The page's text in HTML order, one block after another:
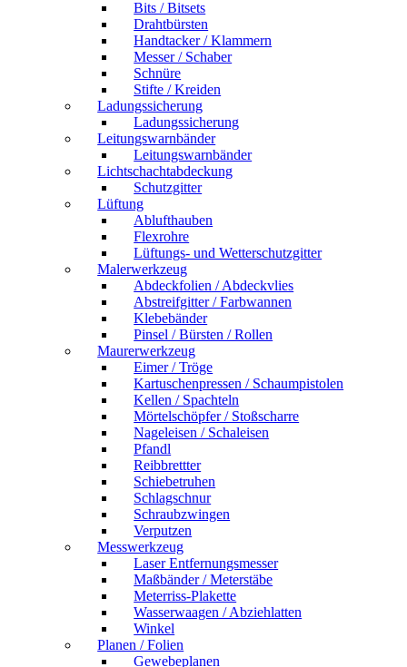
Bits / Bitsets
Drahtbürsten
Handtacker / Klammern
Messer / Schaber
Schnüre
Stifte / Kreiden
Ladungssicherung
Ladungssicherung
Leitungswarnbänder
Leitungswarnbänder
Lichtschachtabdeckung
Schutzgitter
Lüftung
Ablufthauben
Flexrohre
Lüftungs- und Wetterschutzgitter
Malerwerkzeug
Abdeckfolien / Abdeckvlies
Abstreifgitter / Farbwannen
Klebebänder
Pinsel / Bürsten / Rollen
Maurerwerkzeug
Eimer / Tröge
Kartuschenpressen / Schaumpistolen
Kellen / Spachteln
Mörtelschöpfer / Stoßscharre
Nageleisen / Schaleisen
Pfandl
Reibbrettter
Schiebetruhen
Schlagschnur
Schraubzwingen
Verputzen
Messwerkzeug
Laser Entfernungsmesser
Maßbänder / Meterstäbe
Meterriss-Plakette
Wasserwaagen / Abziehlatten
Winkel
Planen / Folien
Gewebeplanen